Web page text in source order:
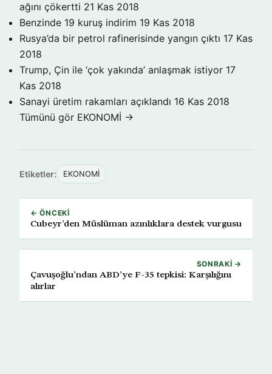
ağını çökertti 21 Kas 2018
Benzinde 19 kuruş indirim 19 Kas 2018
Rusya’da bir petrol rafinerisinde yangın çıktı 17 Kas
2018
Trump, Çin ile ‘çok yakında’ anlaşmak istiyor 17
Kas 2018
Sanayi üretim rakamları açıklandı 16 Kas 2018
Tümünü gör EKONOMİ →
Etiketler: EKONOMİ
← ÖNCEKI
Cubeyr’den Müslüman azınlıklara destek vurgusu
SONRAKI →
Çavuşoğlu’ndan ABD’ye F-35 tepkisi: Karşılığını
alırlar